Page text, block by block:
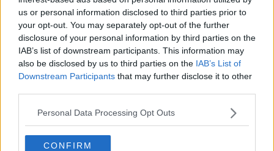
us or personal information disclosed to third parties prior to
your opt-out. You may separately opt-out of the further
disclosure of your personal information by third parties on the
IAB’s list of downstream participants. This information may
also be disclosed by us to third parties on the IAB’s List of
Downstream Participants that may further disclose it to other
Personal Data Processing Opt Outs
CONFIRM
SENDEN